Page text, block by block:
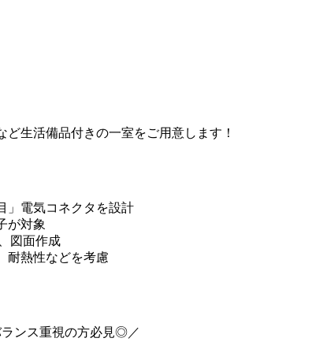
生活備品付きの一室をご用意します！
」電気コネクタを設計
が対象
図面作成
耐熱性などを考慮
ランス重視の方必見◎／